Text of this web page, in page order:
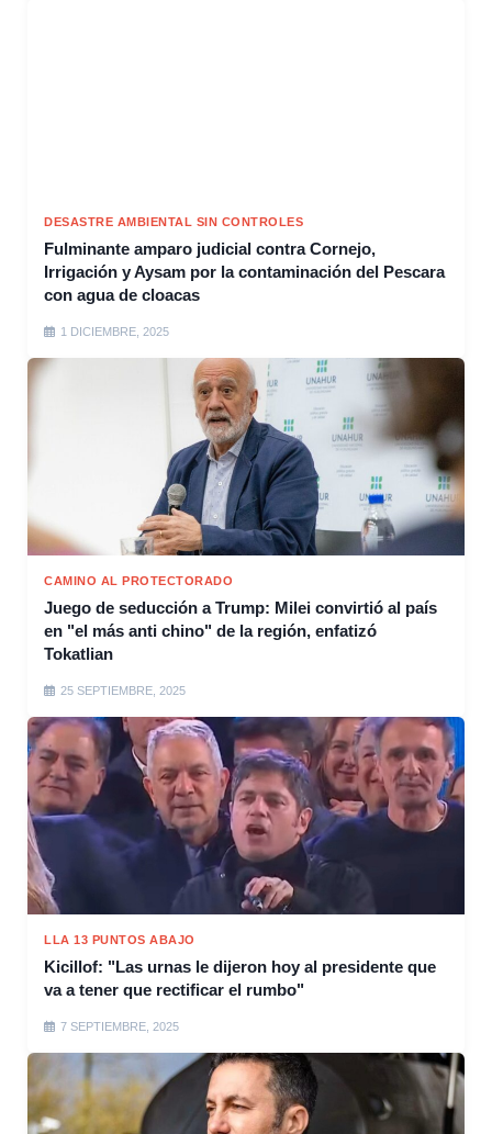
DESASTRE AMBIENTAL SIN CONTROLES
Fulminante amparo judicial contra Cornejo,
Irrigación y Aysam por la contaminación del Pescara
con agua de cloacas
1 DICIEMBRE, 2025
CAMINO AL PROTECTORADO
Juego de seducción a Trump: Milei convirtió al país
en "el más anti chino" de la región, enfatizó
Tokatlian
25 SEPTIEMBRE, 2025
LLA 13 PUNTOS ABAJO
Kicillof: "Las urnas le dijeron hoy al presidente que
va a tener que rectificar el rumbo"
7 SEPTIEMBRE, 2025